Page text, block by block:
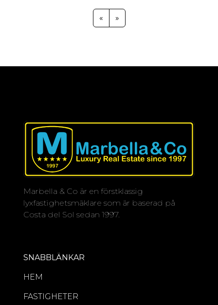
en 24-timmars concierge tjänst,
inomhus och utomhuspooler, Jacuzzi,
uteslutande avsedda för detta privata
bostadsområdet. Hemmen är
designade av en känd arkitekt med
den senaste tekniken och de högsta
specifikationerna för att garantera
maximal komfort och
energieffektivitet.
« »
Marbella & Co är en förstklassig
lyxfastighetsmäklare som är baserad på
Costa del Sol sedan 1997.
SNABBLÄNKAR
HEM
FASTIGHETER